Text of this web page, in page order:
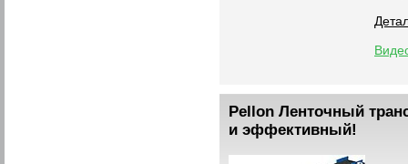
Pellon Ленточный
и эффективный!